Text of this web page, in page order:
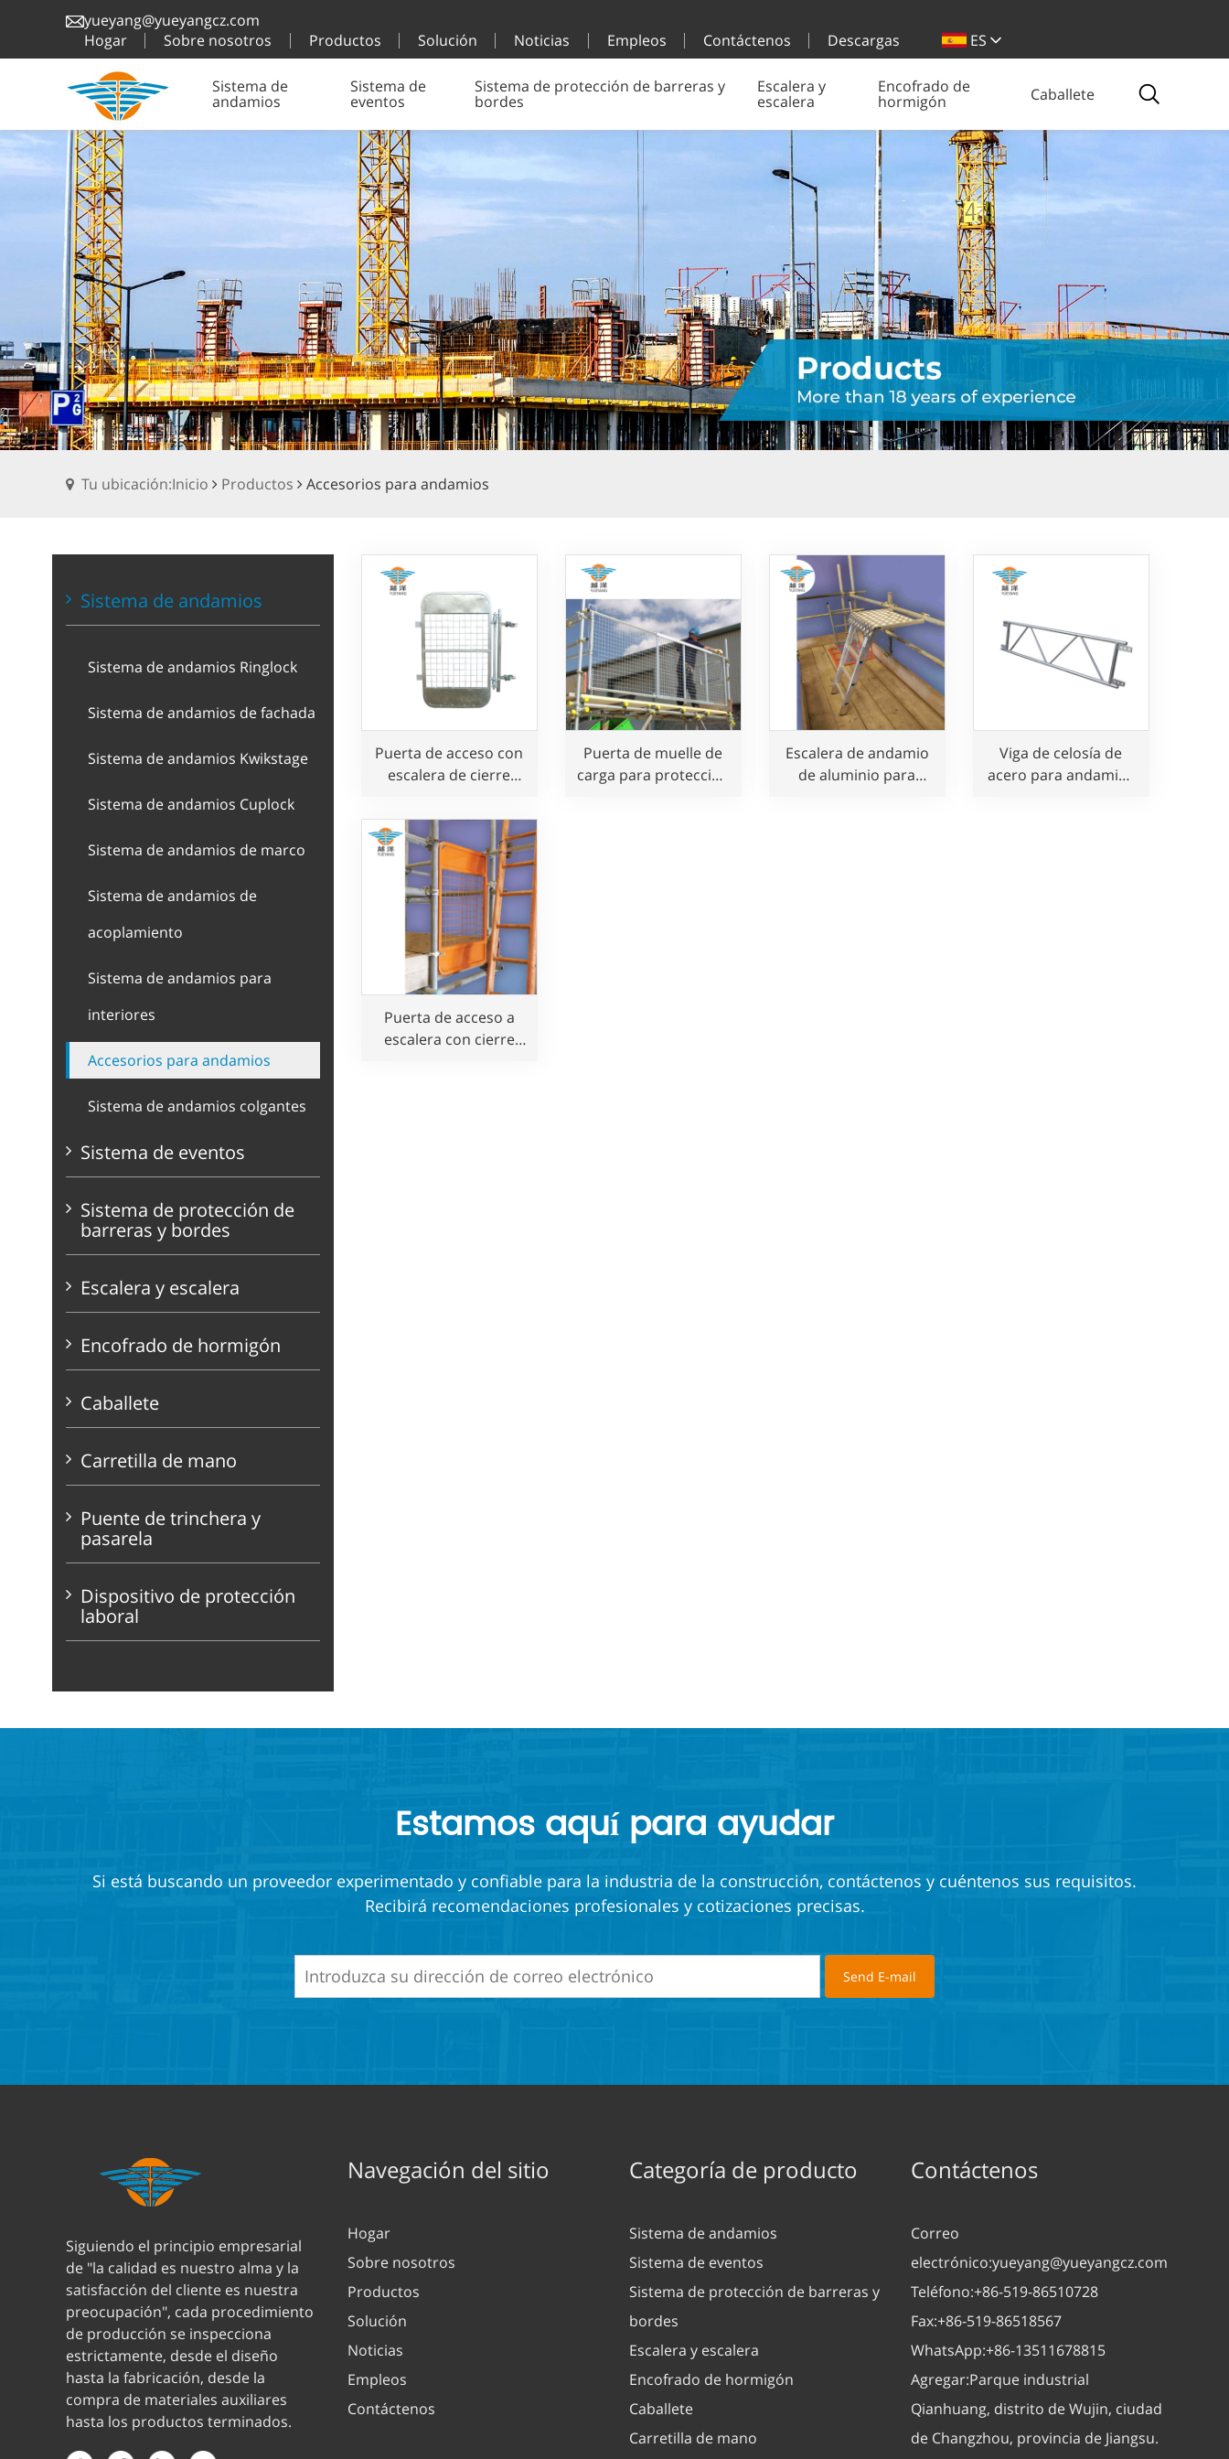
yueyang@yueyangcz.com
Hogar
Sobre nosotros Productos Solución Noticias Empleos Contáctenos Descargas ES
Sistema de
andamios
Sistema de
eventos
Sistema de protección de barreras y
bordes
Escalera y
escalera
Encofrado de
hormigón Caballete
Tu ubicación:Inicio Productos Accesorios para andamios
Sistema de andamios
Sistema de andamios Ringlock
Sistema de andamios de fachada
Sistema de andamios Kwikstage
Sistema de andamios Cuplock
Sistema de andamios de marco
Sistema de andamios de
acoplamiento
Sistema de andamios para
interiores
Accesorios para andamios
Sistema de andamios colgantes
Sistema de eventos
Sistema de protección de
barreras y bordes
Escalera y escalera
Encofrado de hormigón
Caballete
Carretilla de mano
Puente de trinchera y
pasarela
Dispositivo de protección
laboral
Puerta de acceso con
escalera de cierre
Puerta de muelle de
carga para protección
Escalera de andamio
de aluminio para
Viga de celosía de
acero para andamios
Puerta de acceso a
escalera con cierre
Estamos aquí para ayudar
Si está buscando un proveedor experimentado y confiable para la industria de la construcción, contáctenos y cuéntenos sus requisitos.
Recibirá recomendaciones profesionales y cotizaciones precisas.
Siguiendo el principio empresarial
de "la calidad es nuestro alma y la
satisfacción del cliente es nuestra
preocupación", cada procedimiento
de producción se inspecciona
estrictamente, desde el diseño
hasta la fabricación, desde la
compra de materiales auxiliares
hasta los productos terminados.
Navegación del sitio
Hogar
Sobre nosotros
Productos
Solución
Noticias
Empleos
Contáctenos
Categoría de producto
Sistema de andamios
Sistema de eventos
Sistema de protección de barreras y
bordes
Escalera y escalera
Encofrado de hormigón
Caballete
Carretilla de mano
Contáctenos
Correo
electrónico:yueyang@yueyangcz.com
Teléfono:+86-519-86510728
Fax:+86-519-86518567
WhatsApp:+86-13511678815
Agregar:Parque industrial
Qianhuang, distrito de Wujin, ciudad
de Changzhou, provincia de Jiangsu.